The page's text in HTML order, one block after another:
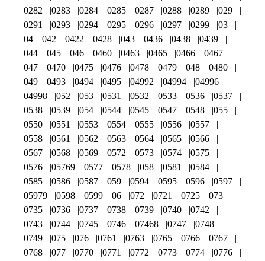
0282
0283 0284 0285 0287 0288 0289
029
0291
0293 0294 0295 0296 0297 0299
03
04
042 0422 0428 043 0436 0438
0439
044
045 046 0460 0463 0465 0466
0467
047
0470 0475 0476 0478 0479 048
0480
049
0493 0494 0495 04992 04994
04996
04998
052 053 0531 0532 0533 0536
0537
0538
0539 054 0544 0545 0547 0548
055
0550
0551 0553 0554 0555 0556
0557
0558
0561 0562 0563 0564 0565
0566
0567
0568 0569 0572 0573 0574
0575
0576
05769 0577 0578 058 0581
0584
0585
0586 0587 059 0594 0595 0596
0597
05979
0598 0599 06 072 0721 0725
073
0735
0736 0737 0738 0739 0740
0742
0743
0744 0745 0746 07468 0747
0748
0749
075 076 0761 0763 0765 0766
0767
0768
077 0770 0771 0772 0773 0774
0776